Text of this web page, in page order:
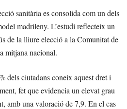
sanitària es consolida com un dels
madrileny. L’estudi reflecteix un
de la lliure elecció a la Comunitat de
mitjana nacional.
dels ciutadans coneix aquest dret i
fet que evidencia un elevat grau
amb una valoració de 7,9. En el cas